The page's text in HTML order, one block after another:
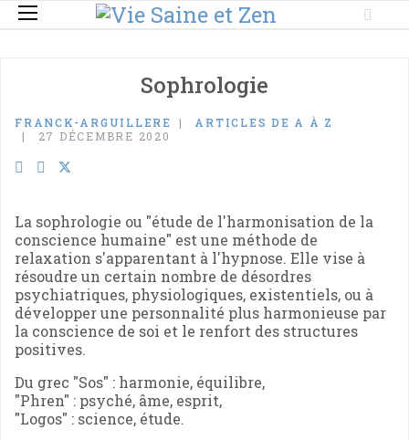
Sophrologie
FRANCK-ARGUILLERE
ARTICLES DE A À Z
27 DÉCEMBRE 2020
La sophrologie ou "étude de l'harmonisation de la
conscience humaine" est une méthode de
relaxation s'apparentant à l'hypnose. Elle vise à
résoudre un certain nombre de désordres
psychiatriques, physiologiques, existentiels, ou à
développer une personnalité plus harmonieuse par
la conscience de soi et le renfort des structures
positives.
Du grec "Sos" : harmonie, équilibre,
"Phren" : psyché, âme, esprit,
"Logos" : science, étude.